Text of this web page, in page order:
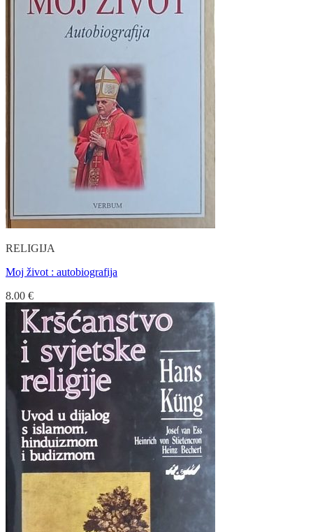
RELIGIJA
Moj život : autobiografija
8.00 €